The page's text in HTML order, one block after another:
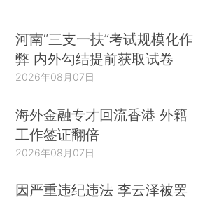
河南“三支一扶”考试规模化作
弊 内外勾结提前获取试卷
2026年08月07日
海外金融专才回流香港 外籍
工作签证翻倍
2026年08月07日
因严重违纪违法 李云泽被罢